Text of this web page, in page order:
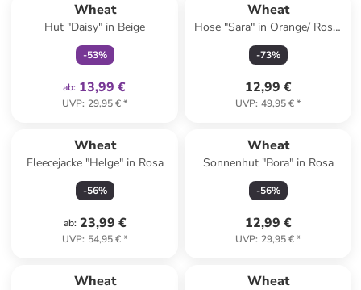
Wheat
Hut "Daisy" in Beige
-53%
ab: 13,99 €
UVP: 29,95 €*
Wheat
Hose "Sara" in Orange/ Rosa/
Grün
-73%
12,99 €
UVP: 49,95 €*
Wheat
Fleecejacke "Helge" in Rosa
-56%
ab: 23,99 €
UVP: 54,95 €*
Wheat
Sonnenhut "Bora" in Rosa
-56%
12,99 €
UVP: 29,95 €*
Wheat Wheat